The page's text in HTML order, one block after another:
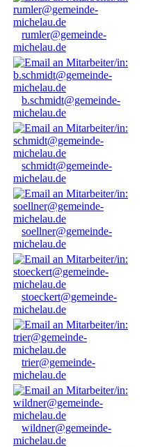
rumler@gemeinde-
michelau.de
b.schmidt@gemeinde-
michelau.de
schmidt@gemeinde-
michelau.de
soellner@gemeinde-
michelau.de
stoeckert@gemeinde-
michelau.de
trier@gemeinde-
michelau.de
wildner@gemeinde-
michelau.de